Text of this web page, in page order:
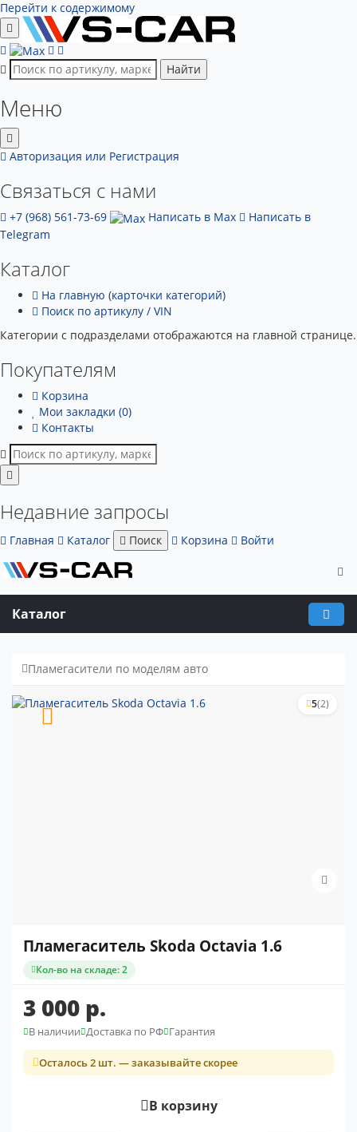
Перейти к содержимому
Найти
Меню
Авторизация или Регистрация
Связаться с нами
+7 (968) 561-73-69 Написать в Max
Написать в
Telegram
Каталог
На главную (карточки категорий)
Поиск по артикулу / VIN
Категории с подразделами отображаются на главной странице.
Покупателям
Корзина
Мои закладки (0)
Контакты
Недавние запросы
Главная Каталог Поиск Корзина Войти
Каталог
Пламегасители по моделям авто
5(2)
Пламегаситель Skoda Octavia 1.6
Кол-во на складе: 2
3 000 р.
В наличии Доставка по РФ Гарантия
Осталось 2 шт. — заказывайте скорее
В корзину